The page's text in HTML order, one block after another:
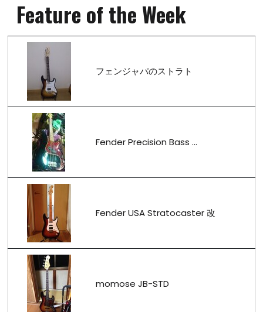
Feature of the Week
フェンジャパのストラト
Fender Precision Bass ...
Fender USA Stratocaster 改
momose JB-STD